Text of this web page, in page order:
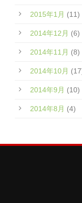
2015年1月 (11)
2014年12月 (6)
2014年11月 (8)
2014年10月
2014年9月 (10)
2014年8月 (4)